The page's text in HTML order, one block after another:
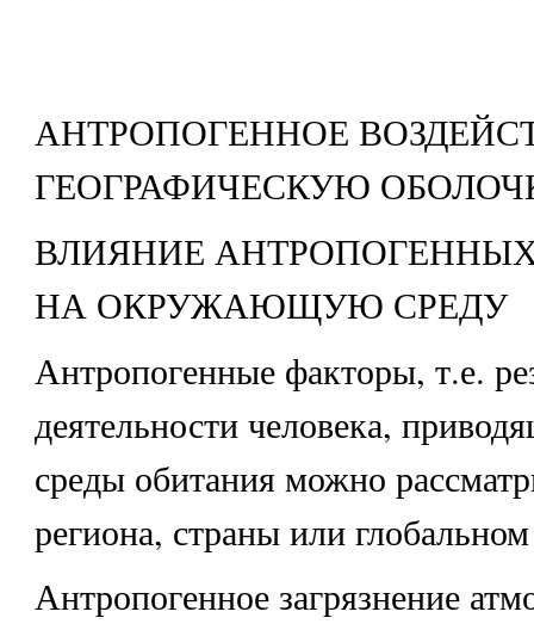
АНТРОПОГЕННОЕ
ГЕОГРАФИЧЕСКУЮ
ВЛИЯНИЕ
НА ОКРУЖАЮЩУЮ СРЕДУ
Антропогенные факторы, т.е.
деятельности человека,
среды обитания можно
региона, страны или
Антропогенное загрязнение